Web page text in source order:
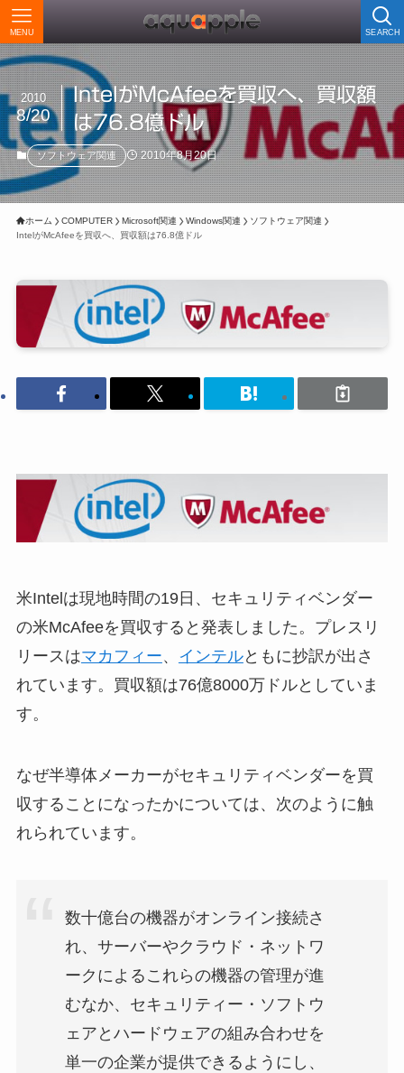
SEARCH
MENU
IntelがMcAfeeを買収へ、買収額
は76.8億ドル
2010
8/20
ソフトウェア関連 2010年8月20日
ホーム COMPUTER Microsoft関連 Windows関連
ソフトウェア関連
IntelがMcAfeeを買収へ、買収額は76.8億ドル
米Intelは現地時間の19日、セキュリティベンダー
の米McAfeeを買収すると発表しました。プレスリ
リースはマカフィー、 インテルともに抄訳が出さ
れています。買収額は76億8000万ドルとしていま
す。
なぜ半導体メーカーがセキュリティベンダーを買
収することになったかについては、次のように触
れられています。
数十億台の機器がオンライン接続さ
れ、サーバーやクラウド・ネットワ
ークによるこれらの機器の管理が進
むなか、セキュリティー・ソフトウ
ェアとハードウェアの組み合わせを
単一の企業が提供できるようにし、